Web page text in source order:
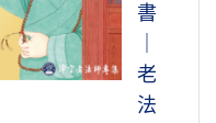
書
老
法